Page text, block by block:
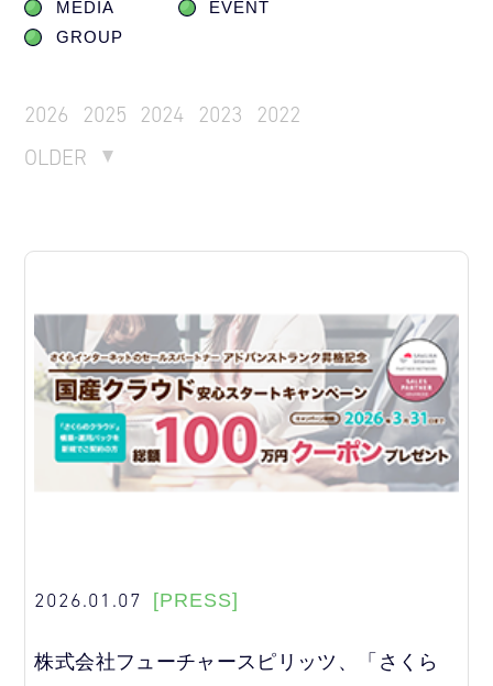
MEDIA
EVENT
GROUP
2026 2025 2024 2023
2022
OLDER
2026.01.07 [PRESS]
株式会社フューチャースピリッツ、「さくら